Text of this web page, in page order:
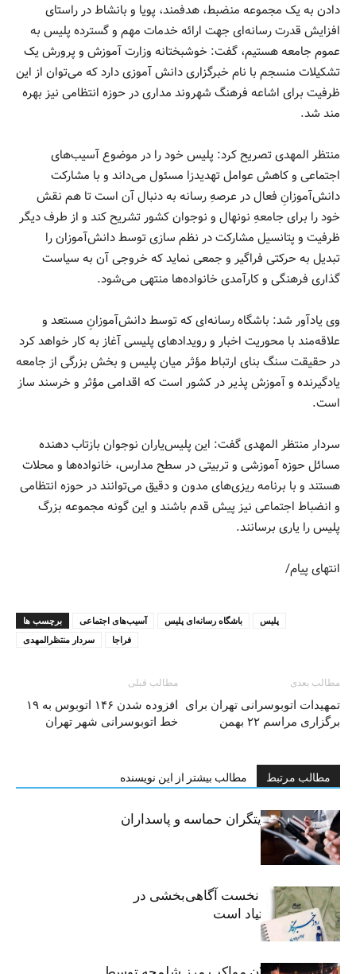
دادن به یک مجموعه منضبط، هدفمند، پویا و بانشاط در راستای
افزایش قدرت رسانه‌ای جهت ارائه خدمات مهم و گسترده پلیس به
عموم جامعه هستیم، گفت: خوشبختانه وزارت آموزش و پرورش یک
تشکیلات منسجم با نام خبرگزاری دانش آموزی دارد که می‌توان از این
ظرفیت برای اشاعه فرهنگ شهروند مداری در حوزه انتظامی نیز بهره
مند شد.
منتظر المهدی تصریح کرد: پلیس خود را در موضوع آسیب‌های
اجتماعی و کاهش عوامل تهدیدزا مسئول می‌داند و با مشارکت
دانش‌آموزانِ فعال در عرصه‌ِ رسانه به دنبال آن است تا هم نقش
خود را برای جامعه‌ِ نونهال و نوجوان کشور تشریح کند و از طرف دیگر
ظرفیت و پتانسیل مشارکت در نظم سازی توسط دانش‌آموزان را
تبدیل به حرکتی فراگیر و جمعی نماید که خروجی آن به سیاست
گذاری فرهنگی و کارآمدی خانواده‌ها منتهی می‌شود.
وی یادآور شد: باشگاه رسانه‌ای که توسط دانش‌آموزانِ مستعد و
علاقه‌مند با محوریت اخبار و رویدادهای پلیسی آغاز به کار خواهد کرد
در حقیقت سنگ بنای ارتباط مؤثر میان پلیس و بخش بزرگی از جامعه
یادگیرنده و آموزش پذیر در کشور است که اقدامی مؤثر و خرسند ساز
است.
سردار منتظر المهدی گفت: این پلیس‌یاران نوجوان بازتاب دهنده
مسائل حوزه آموزشی و تربیتی در سطح مدارس، خانواده‌ها و محلات
هستند و با برنامه ریزی‌های مدون و دقیق می‌توانند در حوزه انتظامی
و انضباط اجتماعی نیز پیش قدم باشند و این گونه مجموعه بزرگ
پلیس را یاری برسانند.
انتهای پیام/
برچسب ها آسیب‌های اجتماعی باشگاه رسانه‌ای پلیس
پلیس
سردار منتظرالمهدی
فراجا
مطالب قبلی
افزوده شدن ۱۴۶ اتوبوس به ۱۹
خط اتوبوسرانی شهر تهران
مطالب بعدی
تمهیدات اتوبوسرانی تهران برای
برگزاری مراسم ۲۲ بهمن
مطالب مرتبط مطالب بیشتر از این نویسنده
خبرنگاران، روایتگران حماسه و پاسداران
حقیقت
«رسانه» سنگر نخست آگاهی‌بخشی در
پیشگیری از اعتیاد است